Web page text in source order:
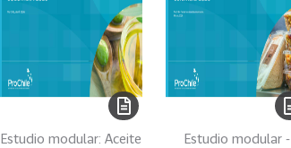
Estudio modular: Aceite
Estudio modular -